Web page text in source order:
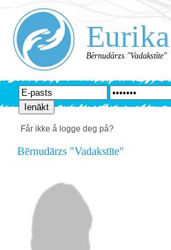
Bērnudārzs "Vadakstīte"
Får ikke å logge deg på?
Bērnudārzs "Vadakstīte"